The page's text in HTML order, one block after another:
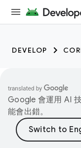
DEVELOP
Google 會運用 AI
能會出錯。